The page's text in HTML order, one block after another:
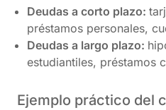
Deudas a corto plazo:
préstamos personales,
Deudas a largo plazo:
estudiantiles, préstamos
Ejemplo práctico del